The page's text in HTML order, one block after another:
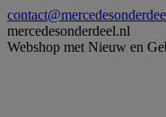
Skip
to
content
mercedesonderdeel.nl
Webshop met Nieuw en